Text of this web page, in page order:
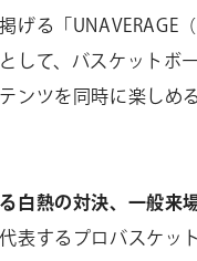
げる「UNAVERAGE
して、バスケットボ
ンツを同時に楽しめ
白熱の対決、一般来
表するプロバスケッ